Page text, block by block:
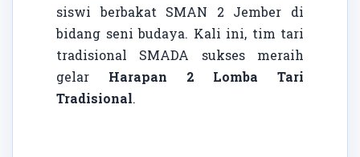
siswi berbakat SMAN 2 Jember di
bidang seni budaya. Kali ini, tim tari
tradisional SMADA sukses meraih
gelar Harapan 2 Lomba Tari
Tradisional.